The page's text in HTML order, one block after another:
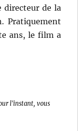
directeur de la
Pratiquement
ans, le film a
l'instant, vous